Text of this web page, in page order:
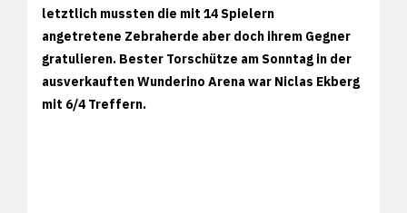
letztlich mussten die mit 14 Spielern
angetretene Zebraherde aber doch ihrem Gegner
gratulieren. Bester Torschütze am Sonntag in der
ausverkauften Wunderino Arena war Niclas Ekberg
mit 6/4 Treffern.